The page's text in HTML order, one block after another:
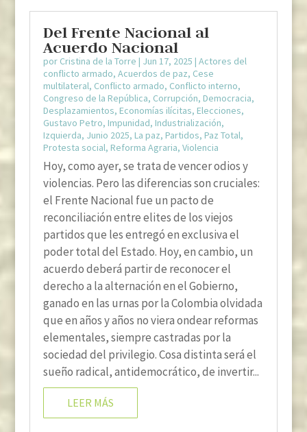
Del Frente Nacional al
Acuerdo Nacional
por Cristina de la Torre | Jun 17, 2025 | Actores del
conflicto armado, Acuerdos de paz, Cese
multilateral, Conflicto armado, Conflicto interno,
Congreso de la República, Corrupción, Democracia,
Desplazamientos, Economías ilícitas, Elecciones,
Gustavo Petro, Impunidad, Industrialización,
Izquierda, Junio 2025, La paz, Partidos, Paz Total,
Protesta social, Reforma Agraria, Violencia
Hoy, como ayer, se trata de vencer odios y
violencias. Pero las diferencias son cruciales:
el Frente Nacional fue un pacto de
reconciliación entre elites de los viejos
partidos que les entregó en exclusiva el
poder total del Estado. Hoy, en cambio, un
acuerdo deberá partir de reconocer el
derecho a la alternación en el Gobierno,
ganado en las urnas por la Colombia olvidada
que en años y años no viera ondear reformas
elementales, siempre castradas por la
sociedad del privilegio. Cosa distinta será el
sueño radical, antidemocrático, de invertir...
LEER MÁS